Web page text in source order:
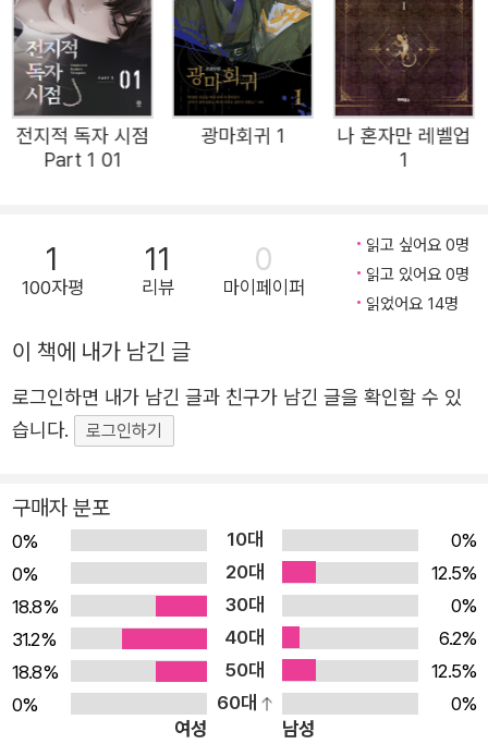
까? 인간 세계에 떨어진 달의 여신 영원한 어둠과의 사투가
펼쳐진다! 보름은 월신의 후계자로 달의 계수나무에서 태어
났다. 은빛의 커다란 나무에는 투명한 고치 모양의 알이 열
렸고, 거기서 태어나는 존재만이 달을 이어받을 운명과 격을
지녔다. 신령한 계수나무에서 태어난 첫째 아이 보름. 보름
다. 그것이 순리이고 예비된 길이었다. ‘하지만 미끄러졌지.’
정확히 말하면 미끄러졌다기보다는 스스로 달에서 떨어진
이 찾은 자신만의 의미와 책임, 그리고 사랑과 이해라고 생
다. 이제 제 눈앞에는 완전히 새로운 세계가 펼쳐져 있을 거
라고. 그때는 그랬다. 웃기게도. 그러나 떨어진 땅은 지옥이
콤한 말로 보름의 마음을 사로잡았다. 비록 인간이었지만 보
름을 향한 진심을 느낄 수 있었다. 아니, 느꼈다고 생각했다.
그것이 간교한 뱀의 속삭임이었을 줄이야……. 김현의 약속
을 믿은 보름은 땅으로 떨어져 내렸고, 월신의 후계자 자격
을 박탈당했다. 나는 너에게 지옥이 될 것이다. 우리는 이곳
에 영원한 어둠을 전하러 왔다. 김현은 수려한 외모와 뛰어
난 문장력의 소유자였다. 하지만 미천한 집안에서 태어난 서
자라는 신분은 김현을 날개가 꺾인 새로 만들어버렸다. 김현
전지적 독자 시점
Part 1 01
광마회귀 1
나 혼자만 레벨업
1
1
100자평
11
리뷰
0
마이페이퍼
읽고 싶어요 0명
읽고 있어요 0명
읽었어요 14명
이 책에 내가 남긴 글
로그인하면 내가 남긴 글과 친구가 남긴 글을 확인할 수 있
습니다.
로그인하기
구매자 분포
0% 10대
0%
0%
20대
12.5%
18.8%
30대
0%
31.2%
40대
6.2%
18.8%
50대
12.5%
0%
60대 0%
여성 남성